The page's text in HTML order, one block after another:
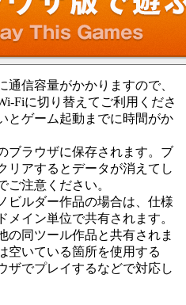
通信容量がかかりますので、
Fiに切り替えてご利用くださ
とゲーム起動までに時間がか
ブラウザに保存されます。ブ
リアするとデータが消えてし
ご注意ください。
ビルダー作品の場合は、仕様
メイン単位で共有されます。
の同ツール作品と共有されま
空いている箇所を使用する
ザでプレイするなどで対応し